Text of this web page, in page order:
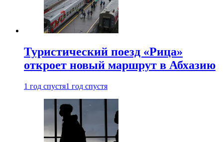
Туристический поезд «Рица»
откроет новый маршрут в Абхазию
1 год спустя1 год спустя